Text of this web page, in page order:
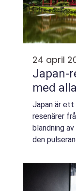
24 april
Japan-
med
Japan är ett
resenärer
blandning
den
mångfald ...